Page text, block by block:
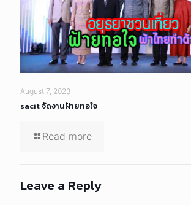
August 7, 2023
sacit จัดงานฝ้ายทอใจ
Read more
Leave a Reply